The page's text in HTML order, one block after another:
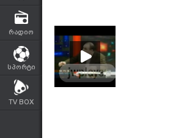
რადიო
სპორტი
TV BOX